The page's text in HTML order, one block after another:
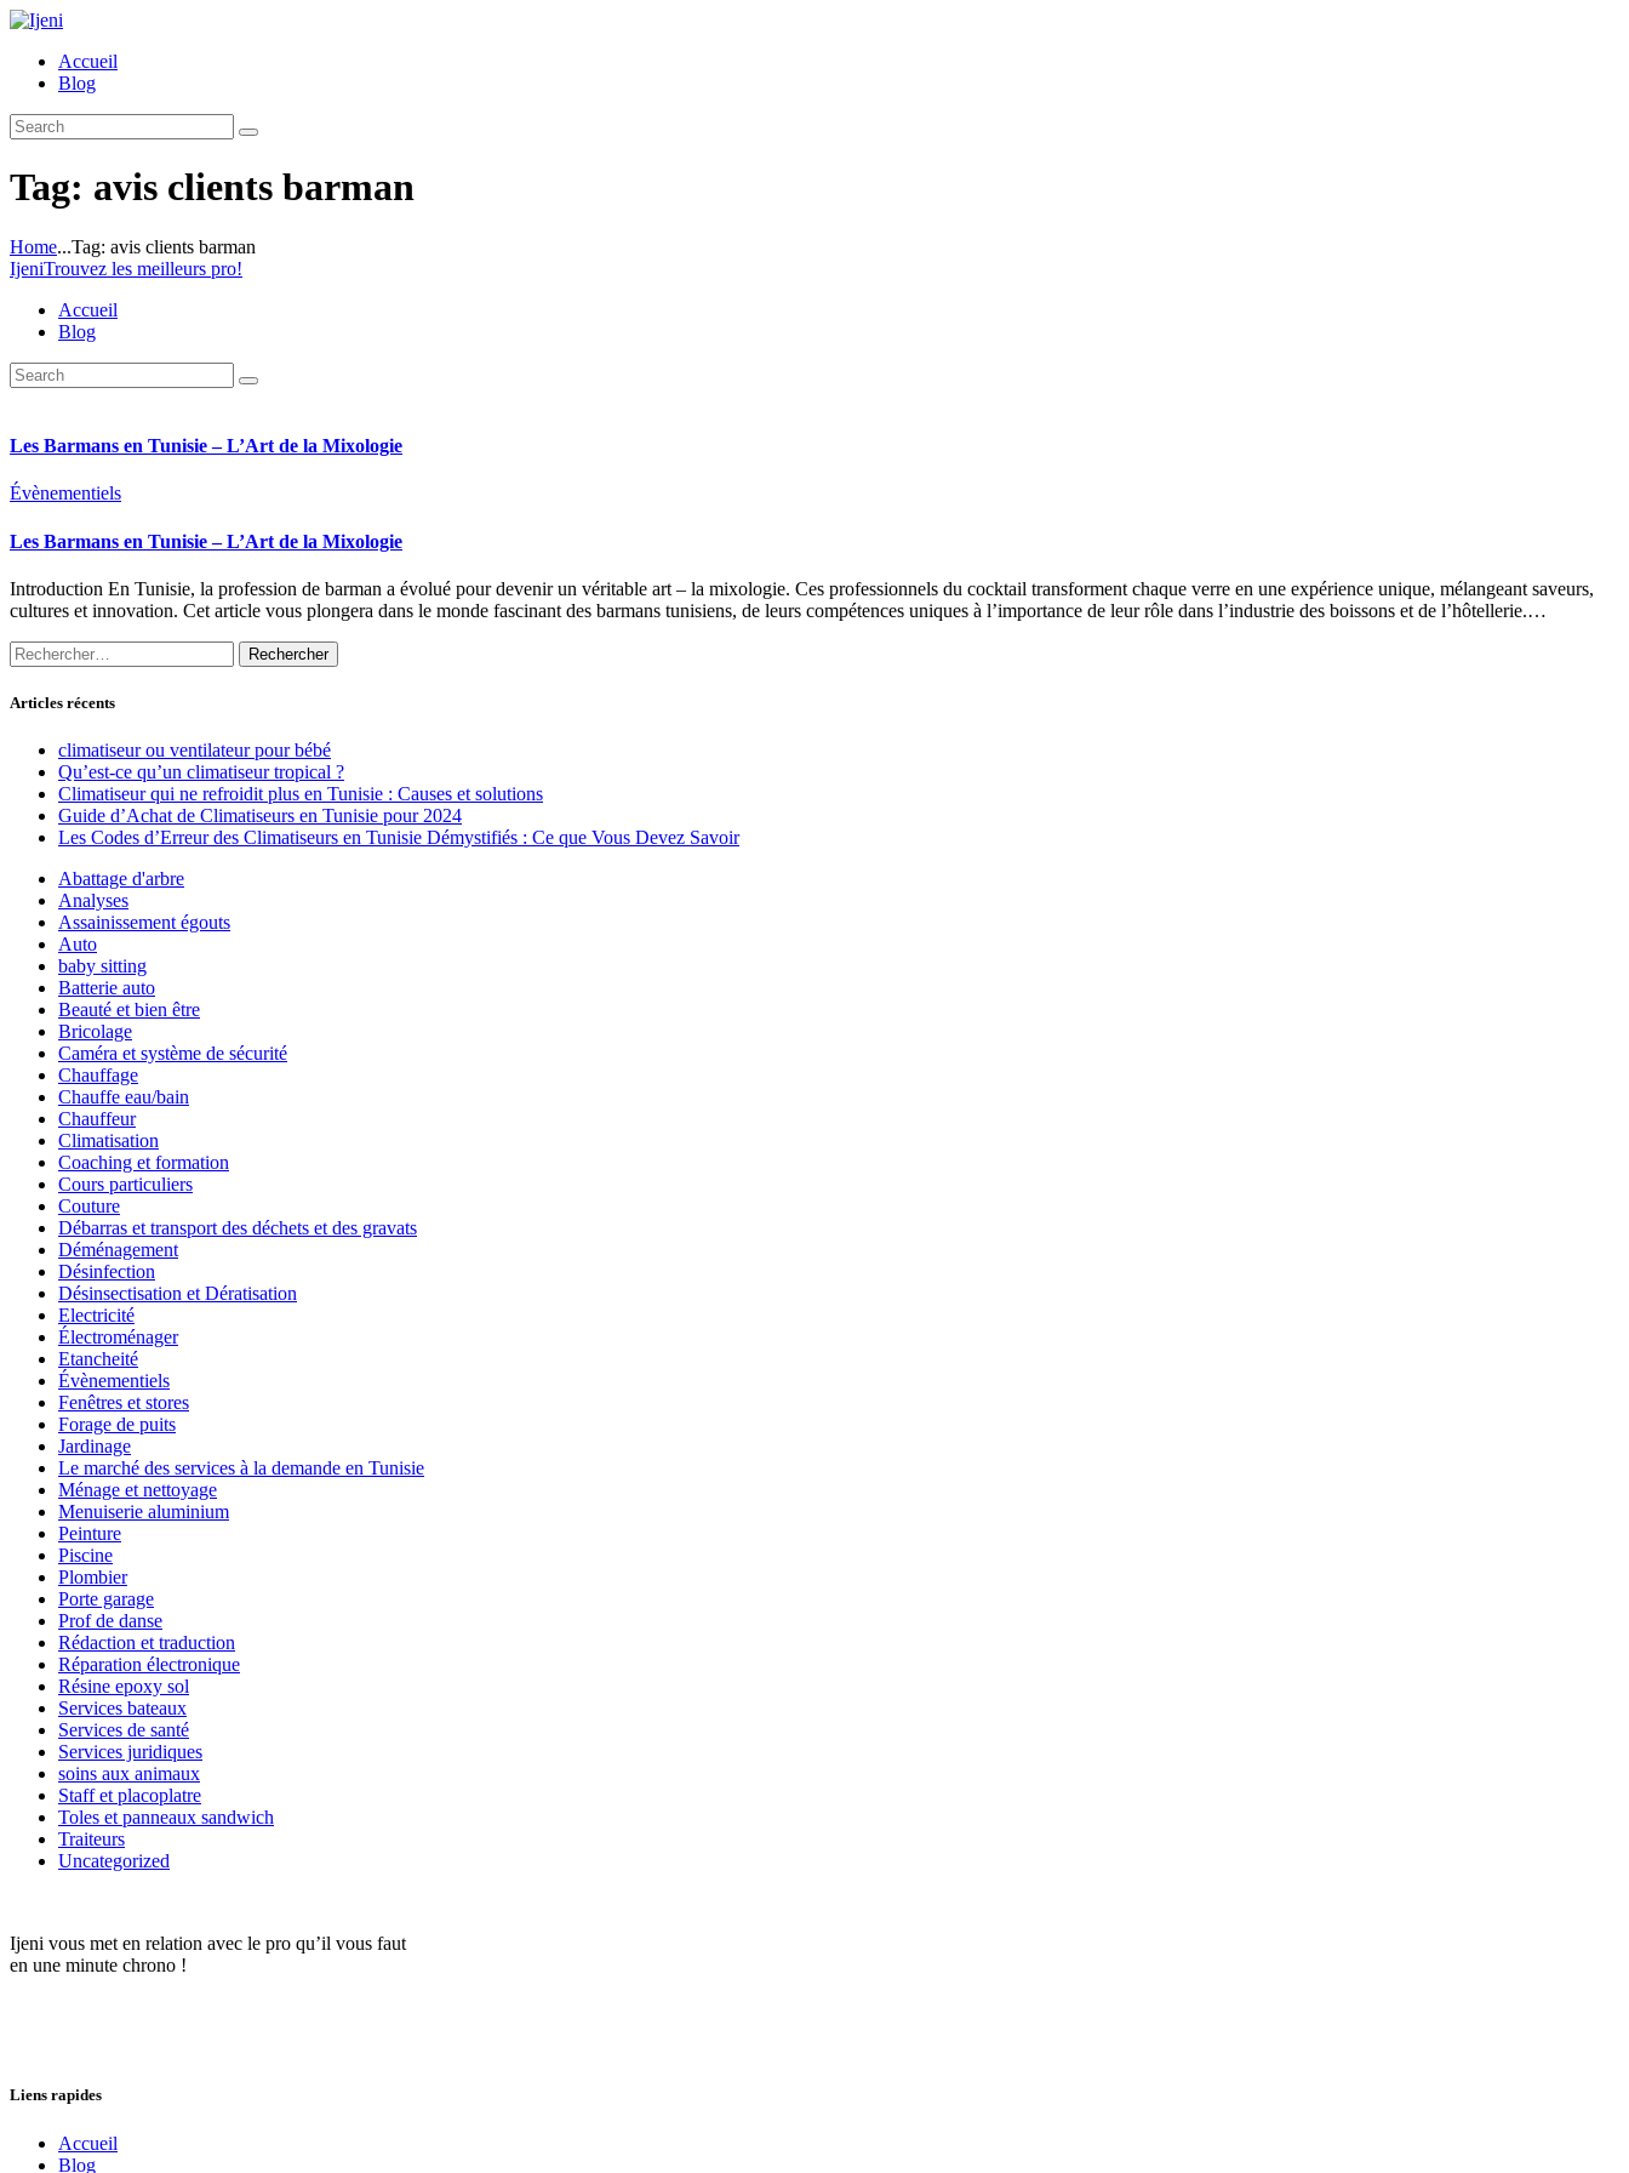
Accueil
Blog
Tag: avis clients barman
Home...Tag: avis clients barman
IjeniTrouvez les meilleurs pro!
Accueil
Blog
Les Barmans en Tunisie – L’Art de la Mixologie
Évènementiels
Les Barmans en Tunisie – L’Art de la Mixologie
Introduction En Tunisie, la profession de barman a évolué pour devenir un véritable art – la mixologie. Ces professionnels du cocktail transforment chaque verre en une expérience unique, mélangeant saveurs,
cultures et innovation. Cet article vous plongera dans le monde fascinant des barmans tunisiens, de leurs compétences uniques à l’importance de leur rôle dans l’industrie des boissons et de l’hôtellerie.…
Rechercher :
Articles récents
climatiseur ou ventilateur pour bébé
Qu’est-ce qu’un climatiseur tropical ?
Climatiseur qui ne refroidit plus en Tunisie : Causes et solutions
Guide d’Achat de Climatiseurs en Tunisie pour 2024
Les Codes d’Erreur des Climatiseurs en Tunisie Démystifiés : Ce que Vous Devez Savoir
Abattage d'arbre
Analyses
Assainissement égouts
Auto
baby sitting
Batterie auto
Beauté et bien être
Bricolage
Caméra et système de sécurité
Chauffage
Chauffe eau/bain
Chauffeur
Climatisation
Coaching et formation
Cours particuliers
Couture
Débarras et transport des déchets et des gravats
Déménagement
Désinfection
Désinsectisation et Dératisation
Electricité
Électroménager
Etancheité
Évènementiels
Fenêtres et stores
Forage de puits
Jardinage
Le marché des services à la demande en Tunisie
Ménage et nettoyage
Menuiserie aluminium
Peinture
Piscine
Plombier
Porte garage
Prof de danse
Rédaction et traduction
Réparation électronique
Résine epoxy sol
Services bateaux
Services de santé
Services juridiques
soins aux animaux
Staff et placoplatre
Toles et panneaux sandwich
Traiteurs
Uncategorized
Ijeni vous met en relation avec le pro qu’il vous faut
en une minute chrono !
Liens rapides
Accueil
Blog